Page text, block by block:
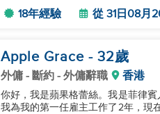
18年經驗 從 31日08月
Apple Grace - 32歲
外傭 - 斷約 - 外傭辭職 香港
你好，我是蘋果格蕾絲。我是菲律
我為我的第一任雇主工作了2年，現